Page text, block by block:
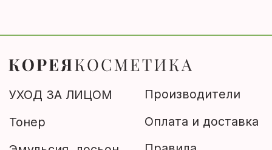
ОЧИЩЕНИЕ
Пенка
УХОД ЗА ТЕЛОМ